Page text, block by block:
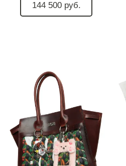
144 500 руб.